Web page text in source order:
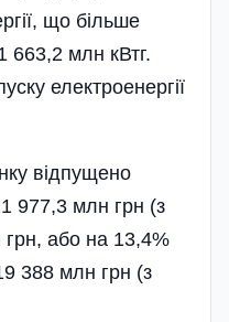
що більше
663,2 млн кВтг.
електроенергії
відпущено
977,3 млн грн (з
або на 13,4%
388 млн грн (з